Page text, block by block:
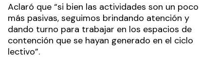
Aclaró que “si bien las actividades son un poco
más pasivas, seguimos brindando atención y
dando turno para trabajar en los espacios de
contención que se hayan generado en el ciclo
lectivo”.